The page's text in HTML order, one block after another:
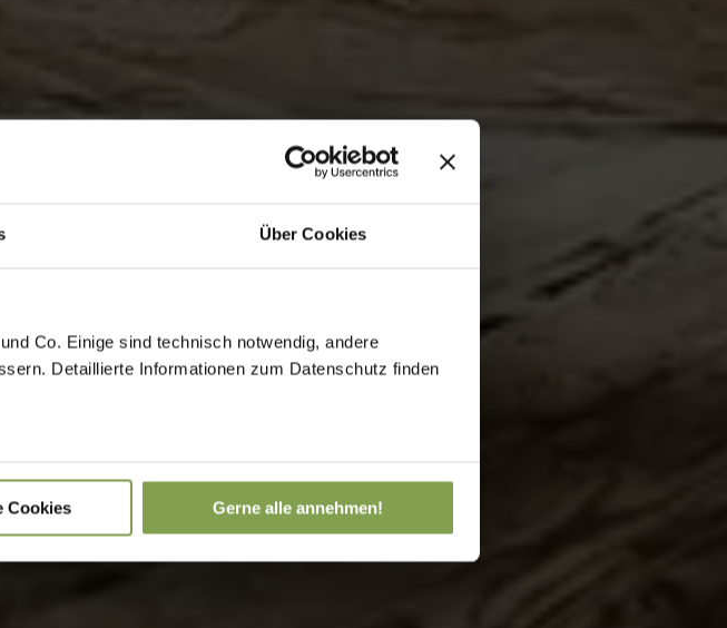
Über Cookies
Co. Einige sind technisch notwendig, andere
Detaillierte Informationen zum Datenschutz finden
Cookies Gerne alle annehmen!